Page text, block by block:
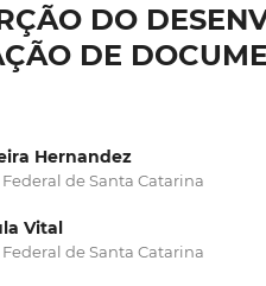
DO
DE
Hernandez
de Santa Catarina
Vital
de Santa Catarina